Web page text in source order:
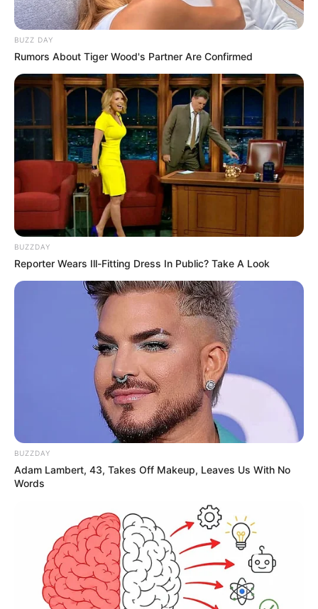
BUZZ DAY
Rumors About Tiger Wood's Partner Are Confirmed
BUZZDAY
Reporter Wears Ill-Fitting Dress In Public? Take A Look
BUZZDAY
Adam Lambert, 43, Takes Off Makeup, Leaves Us With No
Words